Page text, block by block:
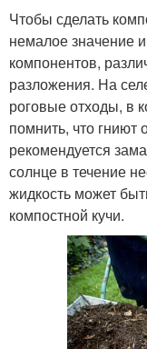
Чтобы сделать
немалое значение
компонентов,
разложения. На
роговые отходы, в
помнить, что гниют
рекомендуется
солнце в течение
жидкость может
компостной кучи.